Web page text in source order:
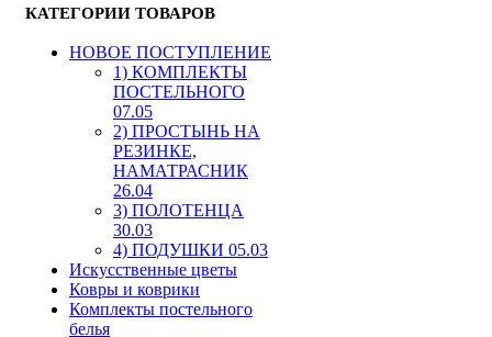
КАТЕГОРИИ ТОВАРОВ
HОВОЕ ПОСТУПЛЕНИЕ
1) КОМПЛЕКТЫ
ПОСТЕЛЬНОГО
07.05
2) ПРОСТЫНЬ НА
РЕЗИНКЕ,
НАМАТРАСНИК
26.04
3) ПОЛОТЕНЦА
30.03
4) ПОДУШКИ 05.03
Искусственные цветы
Ковры и коврики
Комплекты постельного
белья